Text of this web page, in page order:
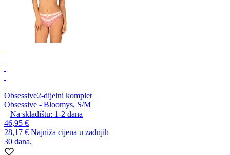
Obsessive2-dijelni komplet
Obsessive - Bloomys, S/M
Na skladištu: 1-2 dana
46,95 €
28,17 € Najniža cijena u zadnjih
30 dana.